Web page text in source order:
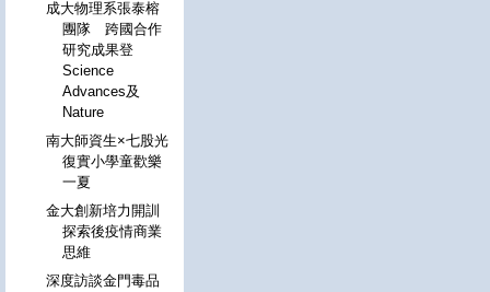
成大物理系張泰榕
團隊 跨國合作
研究成果登
Science
Advances及
Nature
南大師資生×七股光
復實小學童歡樂
一夏
金大創新培力開訓
探索後疫情商業
思維
深度訪談金門毒品